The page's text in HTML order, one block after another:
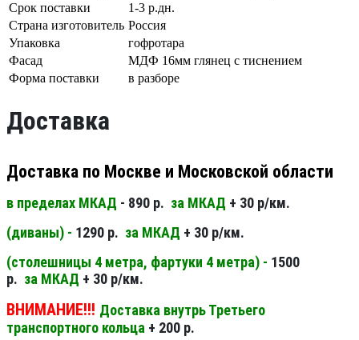
Срок поставки
1-3 р.дн.
Страна изготовитель Россия
Упаковка
гофротара
Фасад
МДФ 16мм глянец с тиснением
Форма поставки
в разборе
Доставка
Доставка по Москве и Московской области
в пределах МКАД - 890 р. за МКАД + 30 р/км.
(диваны) - 1290 р. за МКАД + 30 р/км.
(столешницы 4 метра, фартуки 4 метра) - 1500
р. за МКАД + 30 р/км.
ВНИМАНИЕ!!! Доставка внутрь Третьего
транспортного кольца + 200 р.